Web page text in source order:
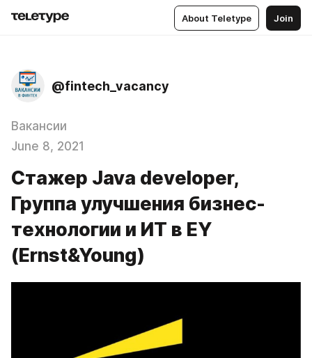
About Teletype Join
@fintech_vacancy
Вакансии
June 8, 2021
Стажер Java developer,
Группа улучшения бизнес-
технологии и ИТ в EY
(Ernst&Young)